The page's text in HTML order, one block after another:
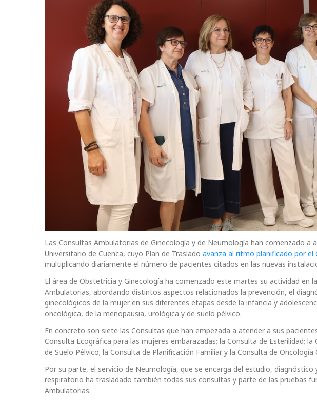
Las Consultas Ambulatorias de Ginecología y de Neumología han comenzado a
Universitario de Cuenca, cuyo Plan de Traslado avanza al ritmo planificado por el
multiplicando diariamente el número de pacientes citados en las nuevas
El área de Obstetricia y Ginecología ha comenzado este martes su actividad en
Ambulatorias, abordando distintos aspectos relacionados la prevención, el
ginecológicos de la mujer en sus diferentes etapas desde la infancia y
oncológica, de la menopausia, urológica y de suelo pélvico.
En concreto son siete las Consultas que han empezada a atender a sus
Consulta Ecográfica para las mujeres embarazadas; la Consulta de Esterilidad;
de Suelo Pélvico; la Consulta de Planificación Familiar y la Consulta de Oncología
Por su parte, el servicio de Neumología, que se encarga del estudio,
respiratorio ha trasladado también todas sus consultas y parte de las pruebas
Ambulatorias.